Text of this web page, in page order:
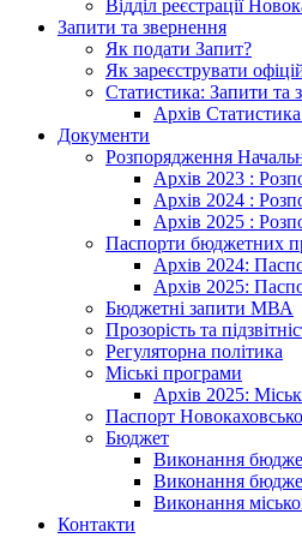
Відділ реєстрації
Запити та звернення
Як подати Запит?
Як зареєструвати
Статистика: Запити та
Архів
Документи
Розпорядження
Архів 2023 :
Архів 2024 :
Архів 2025 :
Паспорти бюджетних
Архів 2024:
Архів 2025:
Бюджетні запити МВА
Прозорість та
Регуляторна політика
Міські програми
Архів 2025:
Паспорт
Бюджет
Виконання
Виконання
Виконання
Контакти